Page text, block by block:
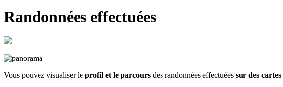
Randonnées effectuées
Vous pouvez visualiser le profil et le parcours des randonnées effectuées sur des